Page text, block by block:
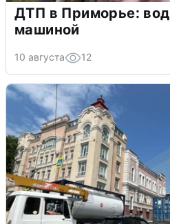
ДТП в Приморье:
машиной
10 августа 12